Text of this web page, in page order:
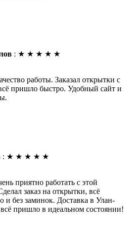
: ★ ★ ★ ★ ★
работы. Заказал открытки с
пришло быстро. Удобный сайт и
: ★ ★ ★ ★ ★
приятно работать с этой
заказ на открытки, всё
и без заминок. Доставка в Улан-
пришло в идеальном состоянии!